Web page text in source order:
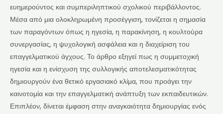
ευημερούντος και συμπεριληπτικού σχολικού περιβάλλοντος.
Μέσα από μια ολοκληρωμένη προσέγγιση, τονίζεται η σημασία
των παραγόντων όπως η ηγεσία, η παρακίνηση, η κουλτούρα
συνεργασίας, η ψυχολογική ασφάλεια και η διαχείριση του
επαγγελματικού άγχους. Το άρθρο εξηγεί πως η συμμετοχική
ηγεσία και η ενίσχυση της συλλογικής αποτελεσματικότητας
δημιουργούν ένα θετικό εργασιακό κλίμα, που προάγει την
καινοτομία και την επαγγελματική ανάπτυξη των εκπαιδευτικών.
Επιπλέον, δίνεται έμφαση στην αναγκαιότητα δημιουργίας ενός